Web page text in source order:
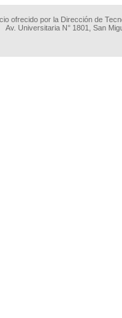
ofrecido por la Dirección de
Av. Universitaria N° 1801, San